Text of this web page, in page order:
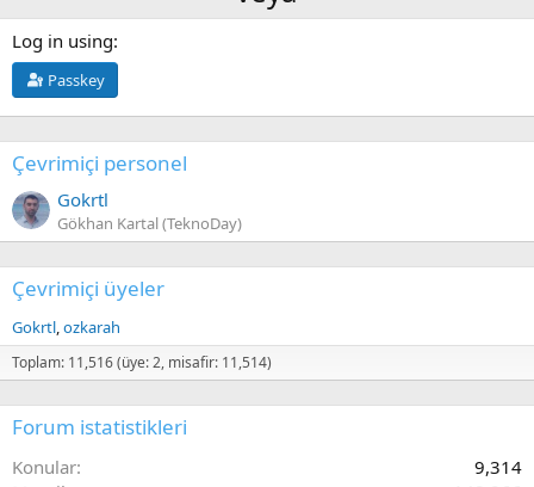
Log in using
Passkey
Çevrimiçi personel
Gokrtl
Gökhan Kartal (TeknoDay)
Çevrimiçi üyeler
Gokrtl ozkarah
Toplam: 11,516 (üye: 2, misafir: 11,514)
Forum istatistikleri
Konular
9,314